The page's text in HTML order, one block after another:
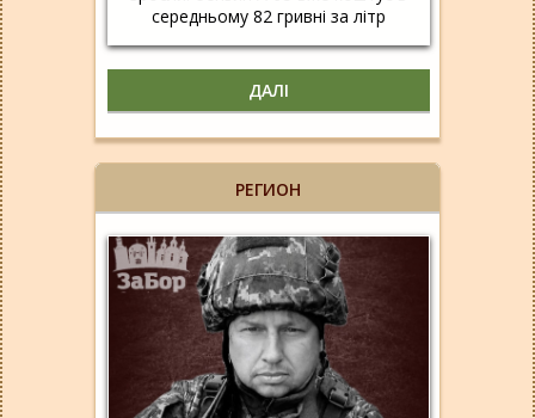
середньому 82 гривні за літр
ДАЛІ
РЕГИОН